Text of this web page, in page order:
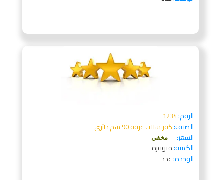
الرقم:1234
الصنف:كفر سلاب غرفة 90 سم دائري
السعر:
مخفي
الكميه:متوفرة
الوحده:عدد